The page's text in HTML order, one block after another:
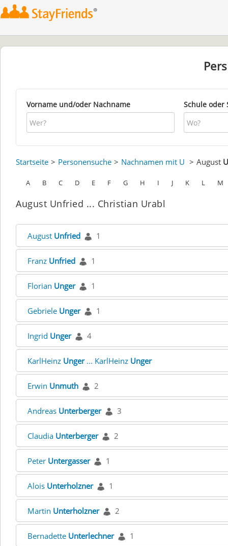
Vorname und/oder Nachname Schule oder
Startseite Personensuche Nachnamen mit U August
A B C D E F G H I J K L M
August Unfried ... Christian Urabl
August Unfried 1
Franz Unfried 1
Florian Unger 1
Gebriele Unger 1
Ingrid Unger 4
KarlHeinz Unger... KarlHeinz Unger
Erwin Unmuth 2
Andreas Unterberger 3
Claudia Unterberger 2
Peter Untergasser 1
Alois Unterholzner 1
Martin Unterholzner 2
Bernadette Unterlechner 1